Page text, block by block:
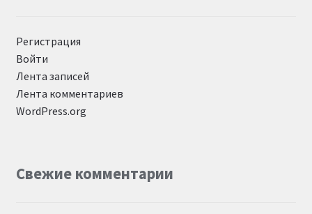
Регистрация
Войти
Лента записей
Лента комментариев
WordPress.org
Свежие комментарии